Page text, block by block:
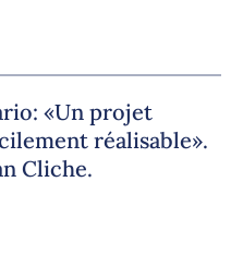
«Un projet
réalisable».
Cliche.